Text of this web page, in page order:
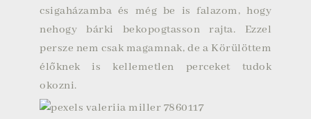
csigaházamba és még be is falazom, hogy
nehogy bárki bekopogtasson rajta. Ezzel
persze nem csak magamnak, de a Körülöttem
élőknek is kellemetlen perceket tudok
okozni.